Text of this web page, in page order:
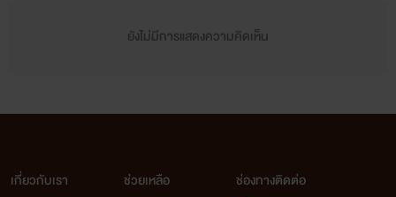
ยังไม่มีการแสดงความคิดเห็น
เกี่ยวกับเรา
ช่วยเหลือ
ช่องทางติดต่อ